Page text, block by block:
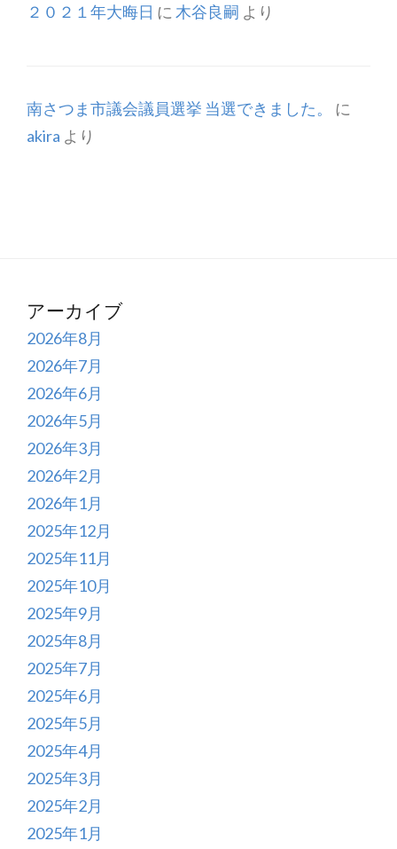
２０２１年大晦日 に 木谷良嗣 より
南さつま市議会議員選挙 当選できました。
に
akira より
アーカイブ
2026年8月
2026年7月
2026年6月
2026年5月
2026年3月
2026年2月
2026年1月
2025年12月
2025年11月
2025年10月
2025年9月
2025年8月
2025年7月
2025年6月
2025年5月
2025年4月
2025年3月
2025年2月
2025年1月